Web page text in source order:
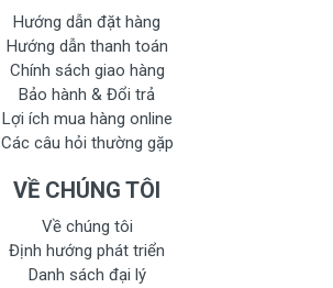
Hướng dẫn đặt hàng
Hướng dẫn thanh toán
Chính sách giao hàng
Bảo hành & Đổi trả
Lợi ích mua hàng online
Các câu hỏi thường gặp
VỀ CHÚNG TÔI
Về chúng tôi
Định hướng phát triển
Danh sách đại lý